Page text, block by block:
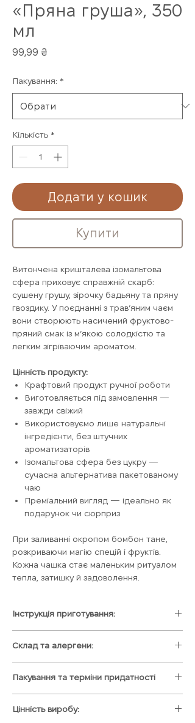
«Пряна груша», 350
мл
99,99 ₴
Пакування: *
Кількість *
Додати у кошик
Купити
Витончена кришталева ізомальтова
сфера приховує справжній скарб:
сушену грушу, зірочку бадьяну та пряну
гвоздику. У поєднанні з трав’яним чаєм
вони створюють насичений фруктово-
пряний смак із м’якою солодкістю та
легким зігріваючим ароматом.
Цінність продукту:
Крафтовий продукт ручної роботи
Виготовляється під замовлення —
завжди свіжий
Використовуємо лише натуральні
інгредієнти, без штучних
ароматизаторів
Ізомальтова сфера без цукру —
сучасна альтернатива пакетованому
чаю
Преміальний вигляд — ідеально як
подарунок чи сюрприз
При заливанні окропом бомбон тане,
розкриваючи магію спецій і фруктів.
Кожна чашка стає маленьким ритуалом
тепла, затишку й задоволення.
Інструкція приготування:
1) Помістити чай-бомбончик у чашку/
чайник
2) Заливати повільно окропом, щоб
чайочку трішки настоятись
Склад та алергени:
лимонної трави та меліси, шматочків
яблук та груш, цедри лимона, ягід
бузини та кореня солодки, сублімована
Пакування та терміни придатності
під замовлення, на протязі 1-2 днів. Щоб
Цінність виробу: